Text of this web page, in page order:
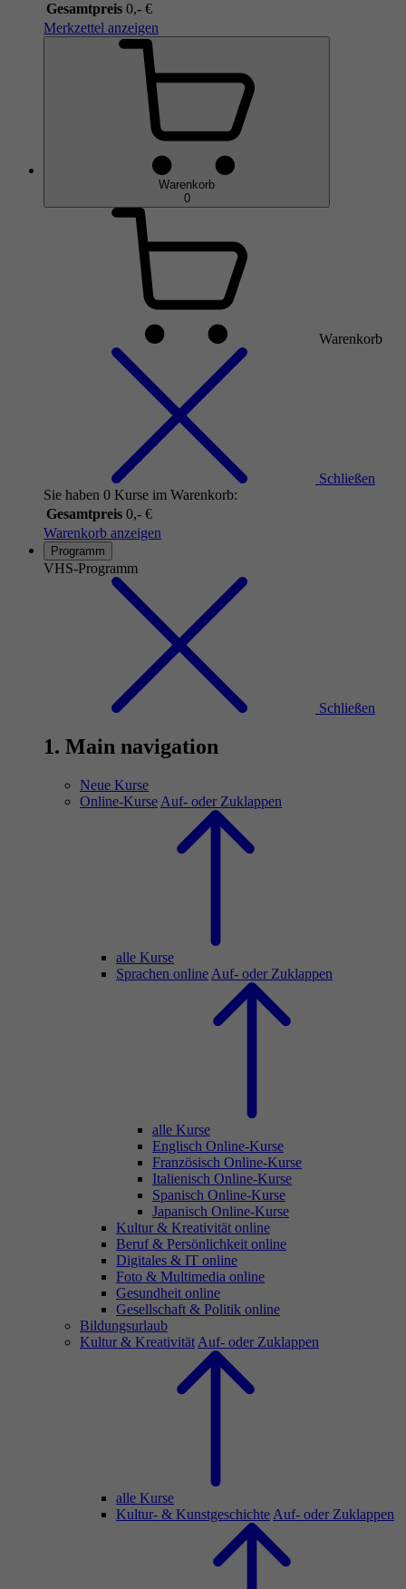
Gesamtpreis 0,- €
Merkzettel anzeigen
Warenkorb
0
Warenkorb
Schließen
Sie haben 0 Kurse im Warenkorb:
Gesamtpreis 0,- €
Warenkorb anzeigen
Programm
VHS-Programm
Schließen
1. Main navigation
Neue Kurse
Online-Kurse Auf- oder Zuklappen
alle Kurse
Sprachen online Auf- oder Zuklappen
alle Kurse
Englisch Online-Kurse
Französisch Online-Kurse
Italienisch Online-Kurse
Spanisch Online-Kurse
Japanisch Online-Kurse
Kultur & Kreativität online
Beruf & Persönlichkeit online
Digitales & IT online
Foto & Multimedia online
Gesundheit online
Gesellschaft & Politik online
Bildungsurlaub
Kultur & Kreativität Auf- oder Zuklappen
alle Kurse
Kultur- & Kunstgeschichte Auf- oder Zuklappen